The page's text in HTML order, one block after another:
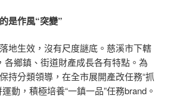
是作風“突變”
地生效，沒有尺度謎底。慈溪市下轄
各鄉鎮、街道財產成長各有特點。為
持分類領導，在全市展開產改任務“抓
動，積極培養“一鎮一品”任務brand。